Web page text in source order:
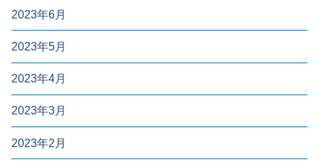
2023年6月
2023年5月
2023年4月
2023年3月
2023年2月